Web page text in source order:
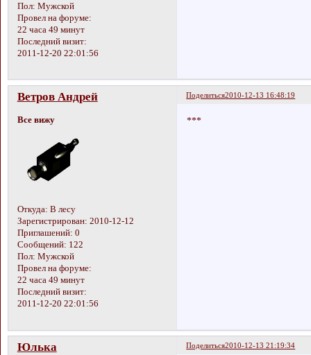
Пол: Мужской
Провел на форуме:
22 часа 49 минут
Последний визит:
2011-12-20 22:01:56
Поделиться2010-12-13 16:48:19
Ветров Андрей
Все вижу
Откуда: В лесу
Зарегистрирован: 2010-12-12
Приглашений: 0
Сообщений: 122
Пол: Мужской
Провел на форуме:
22 часа 49 минут
Последний визит:
2011-12-20 22:01:56
***
Поделиться2010-12-13 21:19:34
Юлька